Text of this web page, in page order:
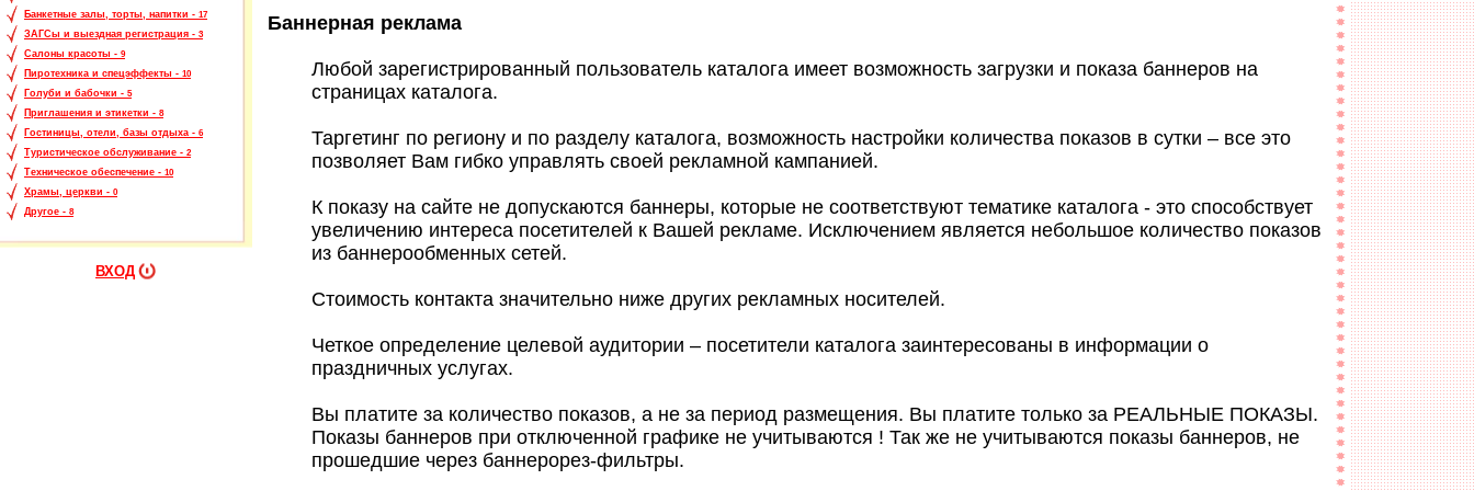
Банкетные залы, торты, напитки - 17
ЗАГСы и выездная регистрация - 3
Салоны красоты - 9
Пиротехника и спецэффекты - 10
Голуби и бабочки - 5
Приглашения и этикетки - 8
Гостиницы, отели, базы отдыха - 6
Туристическое обслуживание - 2
Техническое обеспечение - 10
Храмы, церкви - 0
Другое - 8
ВХОД
Баннерная реклама
Любой зарегистрированный пользователь каталога имеет возможность загрузки и показа баннеров на
страницах каталога.
Таргетинг по региону и по разделу каталога, возможность настройки количества показов в сутки – все это
позволяет Вам гибко управлять своей рекламной кампанией.
К показу на сайте не допускаются баннеры, которые не соответствуют тематике каталога - это способствует
увеличению интереса посетителей к Вашей рекламе. Исключением является небольшое количество показов
из баннерообменных сетей.
Стоимость контакта значительно ниже других рекламных носителей.
Четкое определение целевой аудитории – посетители каталога заинтересованы в информации о
праздничных услугах.
Вы платите за количество показов, а не за период размещения. Вы платите только за РЕАЛЬНЫЕ ПОКАЗЫ.
Показы баннеров при отключенной графике не учитываются ! Так же не учитываются показы баннеров, не
прошедшие через баннерорез-фильтры.